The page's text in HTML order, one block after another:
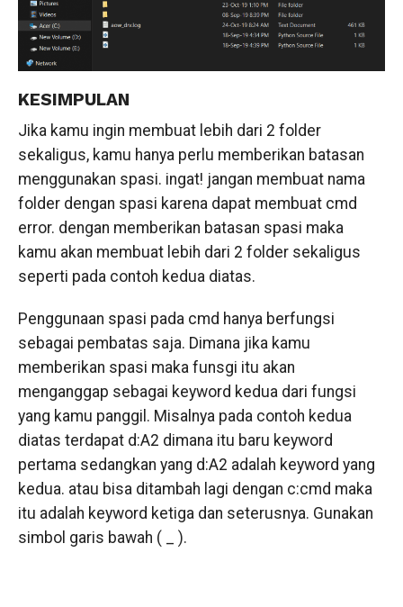
KESIMPULAN
Jika kamu ingin membuat lebih dari 2 folder
sekaligus, kamu hanya perlu memberikan batasan
menggunakan spasi. ingat! jangan membuat nama
folder dengan spasi karena dapat membuat cmd
error. dengan memberikan batasan spasi maka
kamu akan membuat lebih dari 2 folder sekaligus
seperti pada contoh kedua diatas.
Penggunaan spasi pada cmd hanya berfungsi
sebagai pembatas saja. Dimana jika kamu
memberikan spasi maka funsgi itu akan
menganggap sebagai keyword kedua dari fungsi
yang kamu panggil. Misalnya pada contoh kedua
diatas terdapat d:A2 dimana itu baru keyword
pertama sedangkan yang d:A2 adalah keyword yang
kedua. atau bisa ditambah lagi dengan c:cmd maka
itu adalah keyword ketiga dan seterusnya. Gunakan
simbol garis bawah ( _ ).